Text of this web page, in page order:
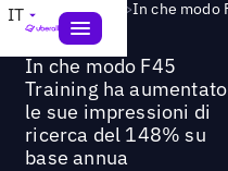
IT Success Story >
In che modo F45
Training ha aumentato
le sue impressioni di
ricerca del 148% su
base annua